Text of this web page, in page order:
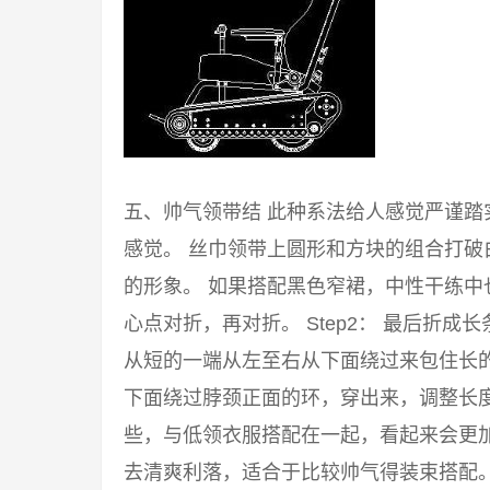
五、帅气领带结 此种系法给人感觉严谨
感觉。 丝巾领带上圆形和方块的组合打
的形象。 如果搭配黑色窄裙，中性干练
心点对折，再对折。 Step2： 最后折成
从短的一端从左至右从下面绕过来包住
下面绕过脖颈正面的环，穿出来，调整
些，与低领衣服搭配在一起，看起来会
去清爽利落，适合于比较帅气得装束搭